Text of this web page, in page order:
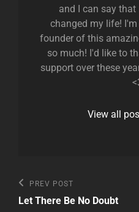
and I can say
changed my life!
founder of this
so much! I'd like to
support over these
View all
Post
navigation
Previous
Post
PREV POST
Let There Be No Doubt